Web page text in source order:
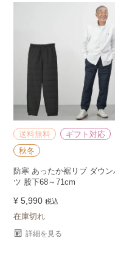
送料無料
ギフト対応
秋冬
防寒 あったか裾リブ ダウン
ツ 股下68～71cm
¥ 5,990 税込
在庫切れ
詳細を見る